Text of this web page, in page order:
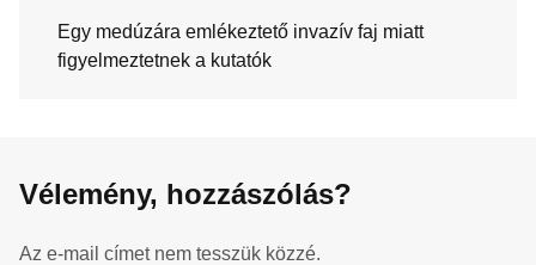
Egy medúzára emlékeztető invazív faj miatt
figyelmeztetnek a kutatók
Vélemény, hozzászólás?
Az e-mail címet nem tesszük közzé.